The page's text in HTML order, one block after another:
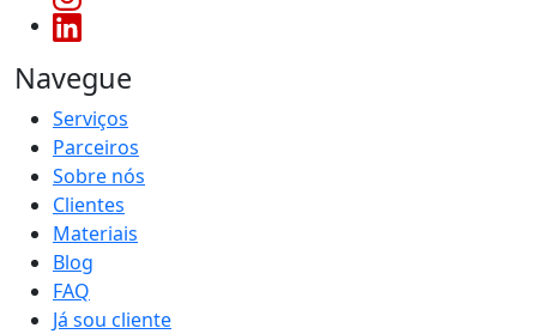
Navegue
Serviços
Parceiros
Sobre nós
Clientes
Materiais
Blog
FAQ
Já sou cliente